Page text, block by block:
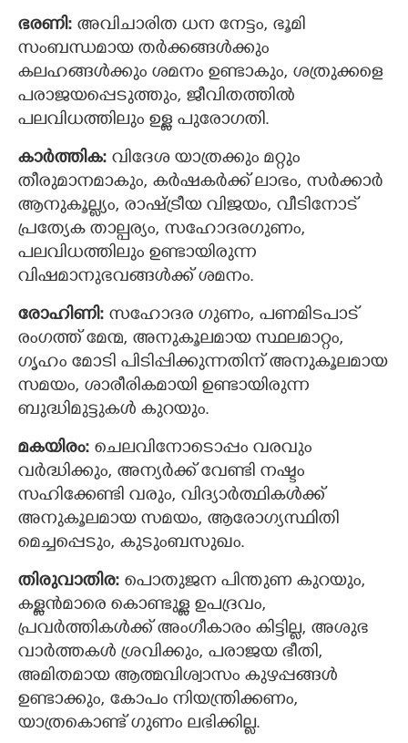
ഭരണി: അവിചാരിത ധന നേട്ടം, ഭൂമി
സംബന്ധമായ തര്‍ക്കങ്ങള്‍ക്കും
കലഹങ്ങള്‍ക്കും ശമനം ഉണ്ടാകും, ശത്രുക്കളെ
പരാജയപ്പെടുത്തും, ജീവിതത്തില്‍
പലവിധത്തിലും ഉള്ള പുരോഗതി.
കാര്‍ത്തിക: വിദേശ യാത്രക്കും മറ്റും
തീരുമാനമാകും, കര്‍ഷകര്‍ക്ക് ലാഭം, സര്‍ക്കാര്‍
ആനുകൂല്ല്യം, രാഷ്ട്രീയ വിജയം, വീടിനോട്
പ്രത്യേക താല്പര്യം, സഹോദരഗുണം,
പലവിധത്തിലും ഉണ്ടായിരുന്ന
വിഷമാനുഭവങ്ങള്‍ക്ക് ശമനം.
രോഹിണി: സഹോദര ഗുണം, പണമിടപാട്
രംഗത്ത് മേന്മ, അനുകൂലമായ സ്ഥലമാറ്റം,
ഗൃഹം മോടി പിടിപ്പിക്കുന്നതിന് അനുകൂലമായ
സമയം, ശാരീരികമായി ഉണ്ടായിരുന്ന
ബുദ്ധിമുട്ടുകള്‍ കുറയും.
മകയിരം: ചെലവിനോടൊപ്പം വരവും
വര്‍ദ്ധിക്കും, അന്യര്‍ക്ക് വേണ്ടി നഷ്ടം
സഹിക്കേണ്ടി വരും, വിദ്യാര്‍ത്ഥികള്‍ക്ക്
അനുകൂലമായ സമയം, ആരോഗ്യസ്ഥിതി
മെച്ചപ്പെടും, കുടുംബസുഖം.
തിരുവാതിര: പൊതുജന പിന്തുണ കുറയും,
കള്ളന്‍മാരെ കൊണ്ടുള്ള ഉപദ്രവം,
പ്രവര്‍ത്തികള്‍ക്ക് അംഗീകാരം കിട്ടില്ല, അശുഭ
വാര്‍ത്തകള്‍ ശ്രവിക്കും, പരാജയ ഭീതി,
അമിതമായ ആത്മവിശ്വാസം കുഴപ്പങ്ങൾ
ഉണ്ടാക്കും, കോപം നിയന്ത്രിക്കണം,
യാത്രകൊണ്ട് ഗുണം ലഭിക്കില്ല.